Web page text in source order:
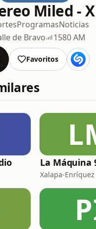
Miled -
ProgramasNoticias
de Bravo
1580 AM
Favoritos
La Máquina
Xalapa-Enríquez